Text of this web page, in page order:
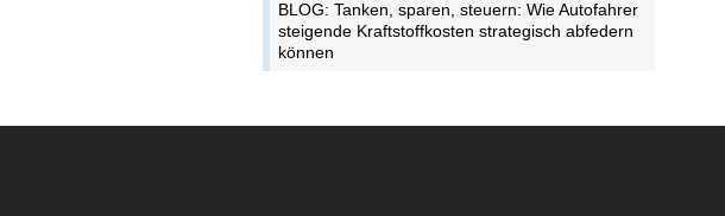
BLOG: Tanken, sparen, steuern: Wie Autofahrer
steigende Kraftstoffkosten strategisch abfedern
können